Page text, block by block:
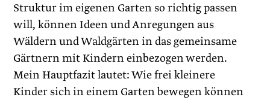
Struktur im eigenen Garten so richtig passen
will, können Ideen und Anregungen aus
Wäldern und Wald­gärten in das gemeinsame
Gärtnern mit Kindern einbezogen werden.
Mein Hauptfazit lautet: Wie frei kleinere
Kinder sich in einem Garten bewegen können